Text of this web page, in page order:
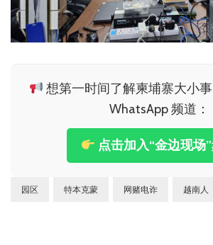
想第一时间了解柬埔寨大小
WhatsApp 频道：
点击加入“金边现场
园区 特本克蒙 网赌电诈 越南人